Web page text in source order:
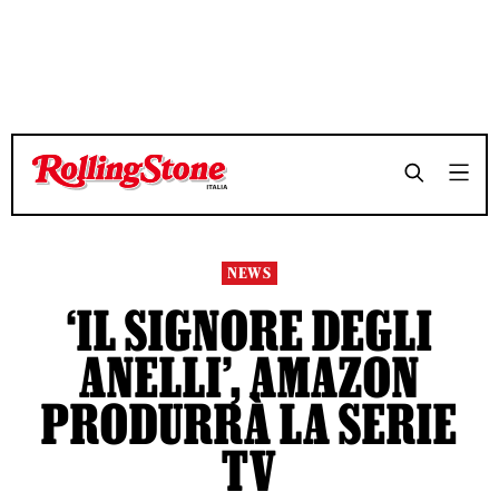
NEWS
‘IL SIGNORE DEGLI
ANELLI’, AMAZON
PRODURRÀ LA SERIE
TV